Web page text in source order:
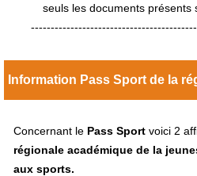
seuls les documents présents
Information Pass Sport de la
Concernant lePass Sportvoici 2
régionale académique de la
aux sports.